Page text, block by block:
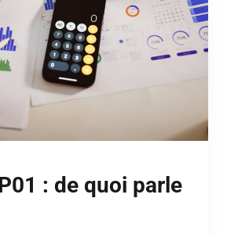
: de quoi parle